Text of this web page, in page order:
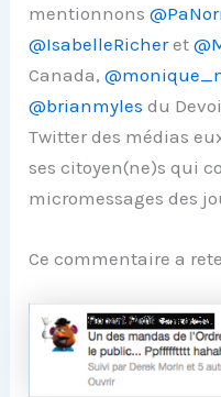
mentionnons
@IsabelleRicheret
Canada,
@brianmyles du
Twitter des médias
ses citoyen(ne)s qui
micromessages des
Ce commentaire a